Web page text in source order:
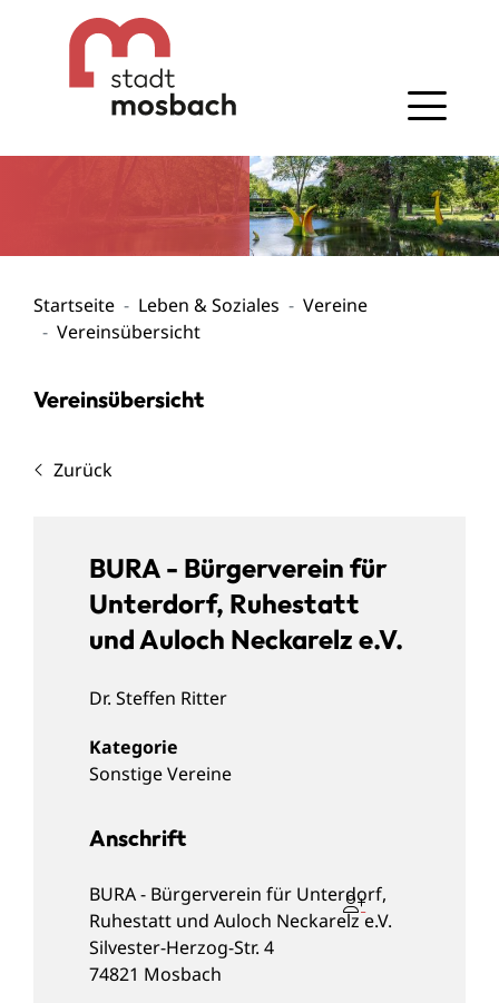
Gehe zum Navigationsbereich
Gehe zum Inhalt
Startseite Leben & Soziales
Vereine
Vereinsübersicht
Vereinsübersicht
Zurück
BURA - Bürgerverein für
Unterdorf, Ruhestatt
und Auloch Neckarelz e.V.
Dr. Steffen Ritter
Sonstige Vereine
Anschrift
BURA - Bürgerverein für Unterdorf,
Ruhestatt und Auloch Neckarelz e.V.
Silvester-Herzog-Str. 4
74821 Mosbach